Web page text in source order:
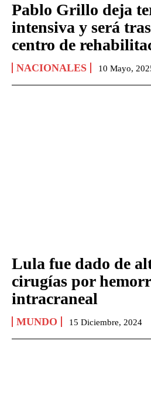
Pablo Grillo deja
intensiva y será
centro de
NACIONALES 10 Mayo,
Lula fue dado de
cirugías por
intracraneal
MUNDO 15 Diciembre, 2024